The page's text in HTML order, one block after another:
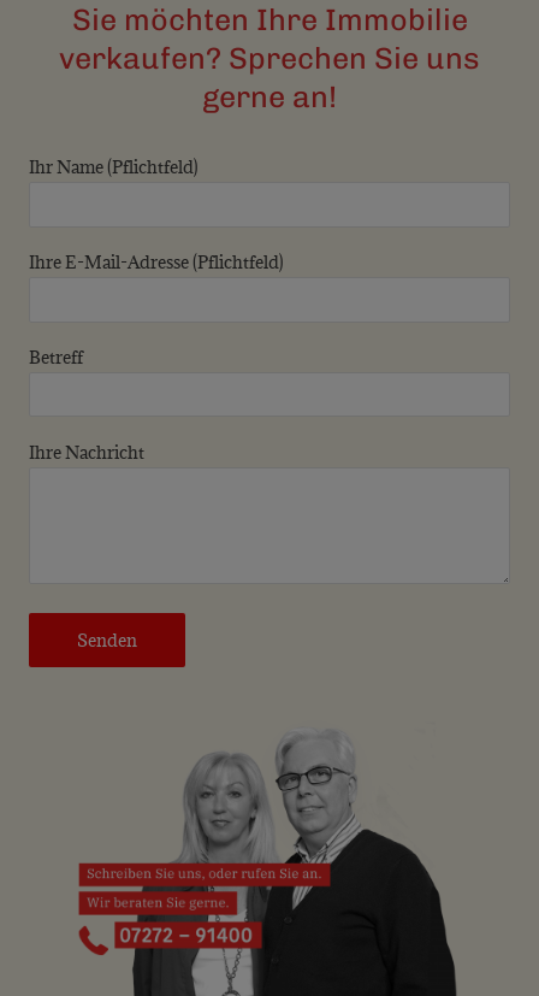
Sie möchten Ihre Immobilie
verkaufen? Sprechen Sie uns
gerne an!
Ihr Name (Pflichtfeld)
Ihre E-Mail-Adresse (Pflichtfeld)
Betreff
Ihre Nachricht